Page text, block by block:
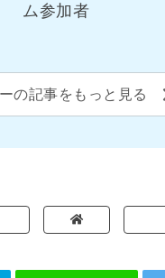
ム参加者
の記事をもっと見る